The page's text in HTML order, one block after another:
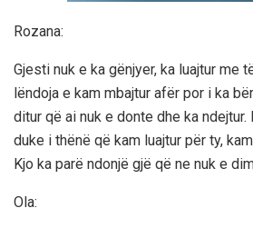
Rozana:
Gjesti nuk e ka gënjyer, ka luajtur me
lëndoja e kam mbajtur afër por i ka
ditur që ai nuk e donte dhe ka
duke i thënë që kam luajtur për ty,
Kjo ka parë ndonjë gjë që ne nuk e
Ola: